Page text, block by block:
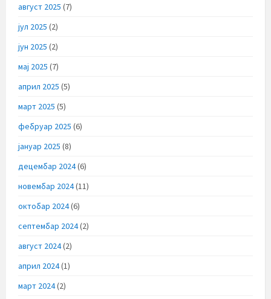
август 2025 (7)
јул 2025 (2)
јун 2025 (2)
мај 2025 (7)
април 2025 (5)
март 2025 (5)
фебруар 2025 (6)
јануар 2025 (8)
децембар 2024(6)
новембар 2024(11)
октобар 2024(6)
септембар 2024(2)
август 2024(2)
април 2024(1)
март 2024(2)